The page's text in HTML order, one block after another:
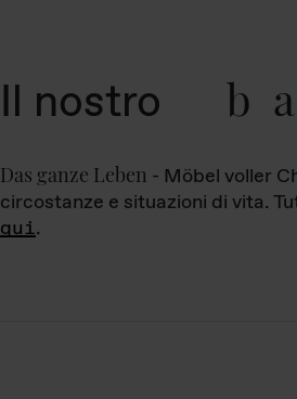
Il nostro
Das ganze Leben - Möbel voller
circostanze e situazioni di vita.
qui.